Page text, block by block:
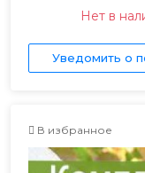
Нет в
Уведомить о
В избранное